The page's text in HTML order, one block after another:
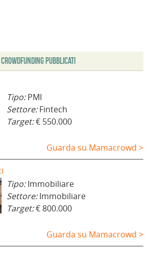
)
Pubblicati
Tipo:PMI
Settore:Fintech
Target:€ 550.000
Guarda su Mamacrowd >
Tipo:Immobiliare
Settore:Immobiliare
Target:€ 800.000
Guarda su Mamacrowd >